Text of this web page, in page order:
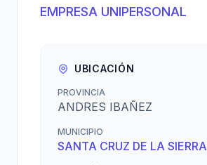
EMPRESA UNIPERSONAL
UBICACIÓN
PROVINCIA
ANDRES IBAÑEZ
MUNICIPIO
SANTA CRUZ DE LA SIERRA